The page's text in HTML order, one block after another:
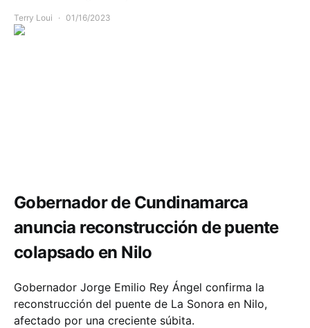
Terry Loui 01/16/2023
Gobernador de Cundinamarca
anuncia reconstrucción de puente
colapsado en Nilo
Gobernador Jorge Emilio Rey Ángel confirma la
reconstrucción del puente de La Sonora en Nilo,
afectado por una creciente súbita.